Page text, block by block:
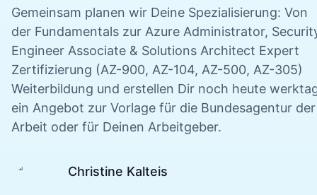
Gemeinsam planen wir Deine Spezialisierung: Von
der Fundamentals zur Azure Administrator,
Engineer Associate & Solutions Architect Expert
Zertifizierung (AZ-900, AZ-104, AZ-500, AZ-305)
Weiterbildung und erstellen Dir noch heute
ein Angebot zur Vorlage für die Bundesagentur der
Arbeit oder für Deinen Arbeitgeber.
Christine Kalteis